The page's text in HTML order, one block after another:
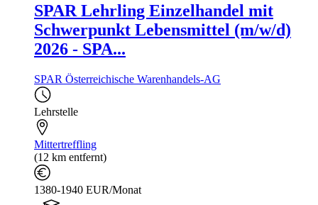
SPAR Lehrling Einzelhandel mit
Schwerpunkt Lebensmittel (m/w/d)
2026 - SPA...
SPAR Österreichische Warenhandels-AG
Lehrstelle
Mittertreffling
(12 km entfernt)
1380-1940 EUR/Monat